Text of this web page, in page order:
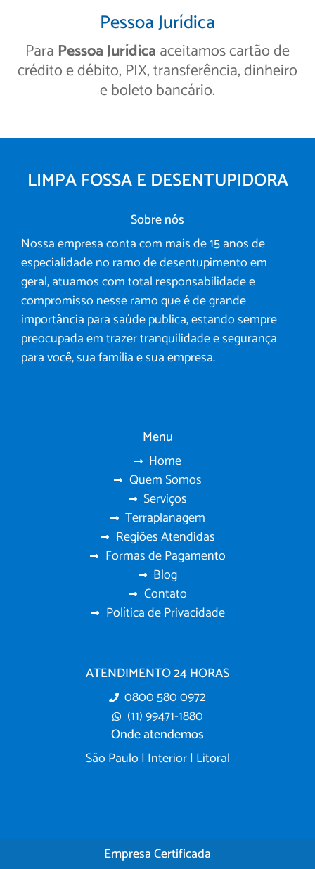
Pessoa Jurídica
Para Pessoa Jurídicaaceitamos cartão de
crédito e débito, PIX, transferência, dinheiro
e boleto bancário.
LIMPA FOSSA E DESENTUPIDORA
Sobre nós
Nossa empresa conta com mais de 15 anos de
especialidade no ramo de desentupimento em
geral, atuamos com total responsabilidade e
compromisso nesse ramo que é de grande
importância para saúde publica, estando sempre
preocupada em trazer tranquilidade e segurança
para você, sua família e sua empresa.
Menu
Home
Quem Somos
Serviços
Terraplanagem
Regiões Atendidas
Formas de Pagamento
Blog
Contato
Política de Privacidade
ATENDIMENTO 24 HORAS
0800 580 0972
(11) 99471-1880
Onde atendemos
São Paulo | Interior | Litoral
Empresa Certificada